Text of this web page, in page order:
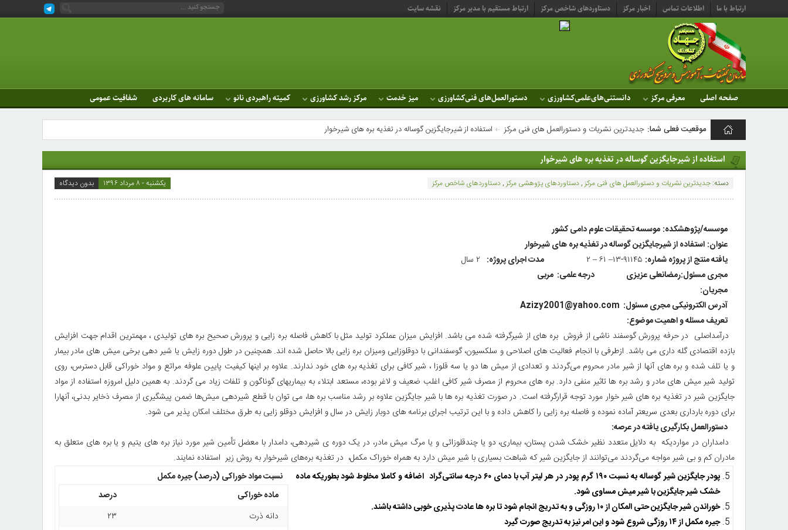
ارتباط با ما اطلاعات تماس اخبار مرکز دستاوردهای شاخص مرکز ارتباط مستقیم با مدیر مرکز نقشه سایت
صفحه اصلی معرفی مرکز دانستنی‌های‌علمی‌کشاورزی دستورالعمل‌های فنی‌کشاورزی میز خدمت مرکز رشد کشاورزی کمیته راهبردی نانو سامانه های کاربردی شفافیت عمومی
مرکز
تحقیقات و
ومنابع
استان
مرکزی
موقعیت فعلی شما: جدیدترین نشریات و دستورالعمل های فنی مرکز استفاده از شیرجایگزین گوساله در تغذیه بره های شیرخوار
استفاده از شیرجایگزین گوساله در تغذیه بره های شیرخوار
دسته:جدیدترین نشریات و دستورالعمل های فنی مرکز ,دستاوردهای پژوهشی مرکز ,دستاوردهای شاخص مرکز بدون دیدگاه یکشنبه - ۸ مرداد ۱۳۹۶
موسسه/پژوهشکده: موسسه تحقیقات علوم دامی کشور
عنوان: استفاده از شیرجایگزین گوساله در تغذیه بره های شیرخوار
یافته منتج از پروژه شماره:
مدت اجرای پروژه:
مجری مسئول:رمضانعلی عزیزی درجه علمی: مربی
مجریان:
آدرس الکترونیکی مجری مسئول: Azizy2001@yahoo.com
تعریف مسئله و اهمیت موضوع:
درآمداصلی در حرفه پرورش گوسفند ناشی از فروش بره های از شیرگرفته شده می باشد. افزایش میزان عملکرد تولید مثل با کاهش فاصله بره زایی و پرورش صحیح بره های تولیدی ، مهمترین اقدام جهت افزایش
بازده اقتصادی گله داری می باشد. ازطرفی با انجام فعالیت های اصلاحی و سلکسیون، گوسفندانی با دوقلوزایی ومیزان بره زایی بالا حاصل شده اند. همچنین در طول دوره زایش یا شیر دهی برخی میش های مادر بیمار
و یا تلف شده و بره های آنها از شیر مادر محروم می‌گردند و تعدادی از میش ها دو یا سه قلوزا ، شیر کافی برای تغذیه بره های خود ندارند. علاوه بر اینها کیفیت پایین علوفه مراتع و مواد خوراکی قابل دسترس، روی
تولید شیر میش های مادر و رشد بره ها تاثیر منفی دارد. بره های محروم از مصرف شیر کافی اغلب ضعیف و لاغر بوده، مستعد ابتلاء به بیماریهای گوناگون و تلفات زیاد می گردند. به همین دلیل امروزه استفاده از مواد
جایگزین شیر در تغذیه بره های شیر خوار مورد توجه قرارگرفته است. در صورت تغذیه بره ها با شیر جایگزین علاوه بر رشد مناسب بره ها، می توان با قطع شیردهی میش‌ها ضمن پیشگیری از مصرف ذخایر بدنی، آنهارا
برای دوره بارداری بعدی سریعتر آماده نموده و فاصله بره زایی را کاهش داده و با این ترتیب اجرای برنامه های دوبار زایش در سال و افزایش دوقلو زایی به طرق مختلف امکان پذیر می شود.
دستورالعمل بکارگیری یافته در عرصه:
دامداران در مواردیکه به دلایل متعدد نظیر خشک شدن پستان، بیماری، دو یا چندقلوزائی و یا مرگ میش مادر، در یک دوره ی شیردهی، دامدار با معضل تأمین شیر مورد نیاز بره های یتیم و یا بره های متعلق به
مادران کم و بی شیر مواجه می‌گردند می‌توانند از جایگزین شیر که شباهت بسیاری با شیر میش دارد به همراه خوراک مکمل، در تغذیه بره‌های شیرخوار به روش زیر استفاده نمایند.
پودر جایگزین شیر گوساله به نسبت۱۹۰ گرم پودر در هر لیتر آب با دمای۶۰درجه سانتی‌گراد اضافه و کاملا مخلوطشود بطوریکه ماده
خشک شیر جایگزین با شیر میش مساوی شود.
خوراندن شیر جایگزین حتی المکان از ۱۰ روزگی و به تدریج انجام شود تا بره ها عادت پذیری خوبی داشته باشند.
جیره مکمل از ۱۴ روزگی شروع شود و این امر نیز به تدریج صورت گیرد
نسبت مواد خوراکی (درصد) جیره مکمل
ماده خوراکی
درصد
دانه ذرت
۲۳